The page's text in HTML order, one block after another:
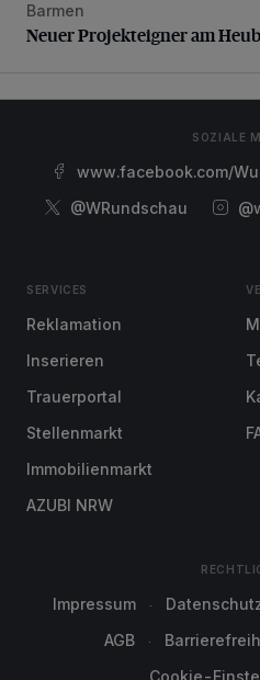
Neuer Projekteigner am
Barmen
Neuer Projekteigner am
SOZIALE
www.facebook.com/
@WRundschau
SERVICES
Reklamation
Inserieren
Trauerportal
Stellenmarkt
Immobilienmarkt
AZUBI NRW
Impressum
AGB
Cookie-